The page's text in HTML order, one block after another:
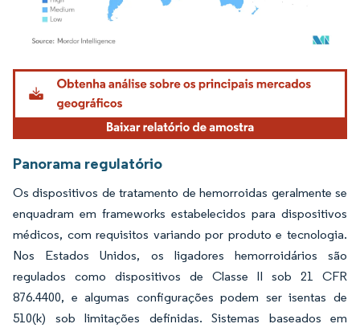
Imagem © Mordor Intelligence. O reuso requer atribuição conforme CC BY 4.0.
Panorama regulatório
Os dispositivos de tratamento de hemorroidas geralmente se
enquadram em frameworks estabelecidos para dispositivos
médicos, com requisitos variando por produto e tecnologia.
Nos Estados Unidos, os ligadores hemorroidários são
regulados como dispositivos de Classe II sob 21 CFR
876.4400, e algumas configurações podem ser isentas de
510(k) sob limitações definidas. Sistemas baseados em